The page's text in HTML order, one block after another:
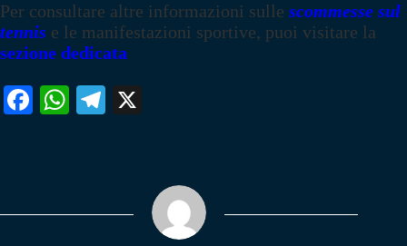
Per consultare altre informazioni sulle scommesse sul
tennis e le manifestazioni sportive, puoi visitare la
sezione dedicata
Fa W
pp
Te
m